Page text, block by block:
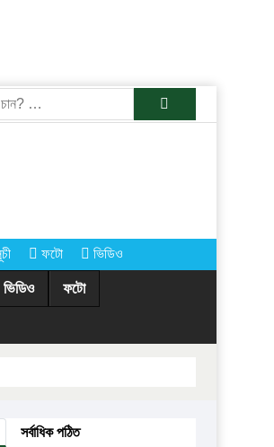
চাঁদপুরের অর্ধশতাধিক গ্রামে আগামীকাল
ফটো ভিডিও
ভিডিও ফটো
সর্বাধিক পঠিত